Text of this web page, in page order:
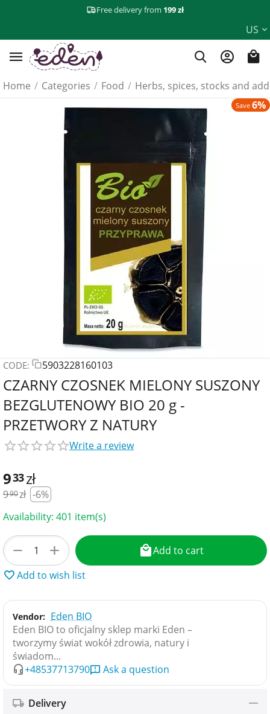
Free delivery from 199 zł
US
Home / Categories / Food / Herbs, spices, stocks and
Save 6%
CODE: 5903228160103
CZARNY CZOSNEK MIELONY SUSZONY
BEZGLUTENOWY BIO 20 g -
PRZETWORY Z NATURY
Write a review
933zł
990zł -6%
Availability: 401 item(s)
+
−
Add to cart
Add to wish list
Vendor: Eden BIO
Eden BIO to oficjalny sklep marki Eden –
tworzymy świat wokół zdrowia, natury i
świadom...
+48537713790
Ask a question
Delivery